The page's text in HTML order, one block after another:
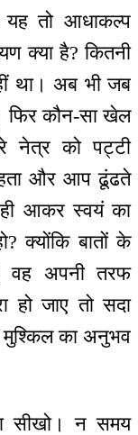
यह तो आधाकल्प
क्या है? कितनी
था। अब भी जब
फिर कौन-सा खेल
नेत्र को पट्टी
और आप ढूंढते
ही आकर स्वयं का
क्योंकि बातों के
वह अपनी तरफ
हो जाए तो सदा
मुश्किल का अनुभव
सीखो। न समय